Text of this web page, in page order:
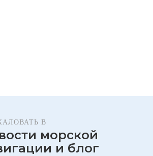
В
морской
и блог